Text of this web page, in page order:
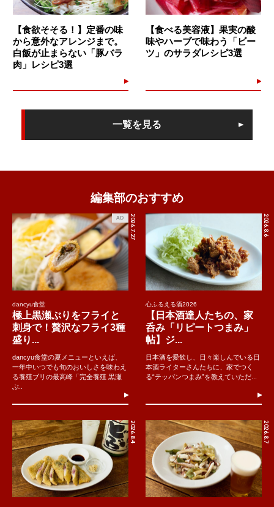
【食欲そそる！】定番の味
から意外なアレンジまで。
白飯が止まらない「豚バラ
肉」レシピ3選
【食べる美容液】果実の酸
味やハーブで味わう「ビー
ツ」のサラダレシピ3選
一覧を見る
編集部のおすすめ
2026.7.27
AD
dancyu食堂
極上黒瀬ぶりをフライと
刺身で！贅沢なフライ3種
盛り...
dancyu食堂の夏メニューといえば、
一年中いつでも旬のおいしさを味わえ
る養殖ブリの最高峰「完全養殖 黒瀬
ぶ..
2026.8.6
心ふるえる酒2026
【日本酒達人たちの、家
呑み「リピートつまみ」
帖】ジ...
日本酒を愛飲し、日々楽しんでいる日
本酒ライターさんたちに、家でつく
る“テッパンつまみ”を教えていただ...
2026.8.4 2026.8.7